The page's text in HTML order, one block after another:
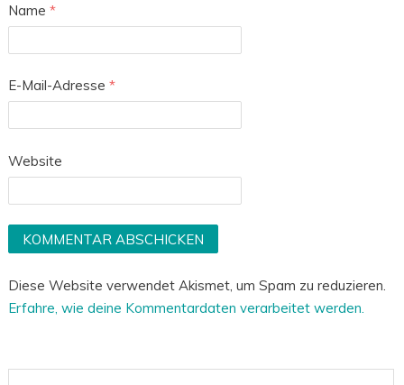
Name *
E-Mail-Adresse *
Website
Diese Website verwendet Akismet, um Spam zu reduzieren.
Erfahre, wie deine Kommentardaten verarbeitet werden.